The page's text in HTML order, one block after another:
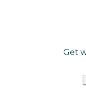
Get